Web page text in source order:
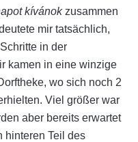
kívánokzusammen
mir tatsächlich,
in der
kamen in eine winzige
wo sich noch 2
Viel größer war
aber bereits erwartet
hinteren Teil des